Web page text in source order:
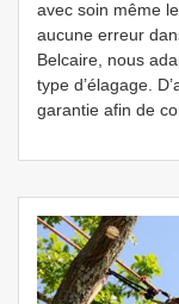
avec soin même
aucune erreur
Belcaire, nous
type d’élagage.
garantie afin de